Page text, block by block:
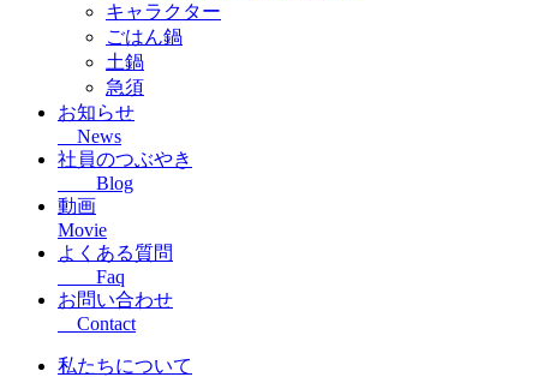
キャラクター
ごはん鍋
土鍋
急須
お知らせ
News
社員のつぶやき
Blog
動画
Movie
よくある質問
Faq
お問い合わせ
Contact
私たちについて